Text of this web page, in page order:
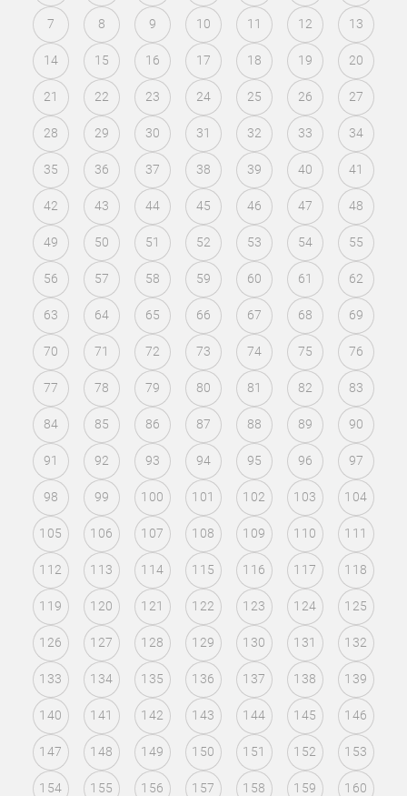
7 8 9 10 11 12 13
14 15 16 17 18 19 20
21 22 23 24 25 26 27
28 29 30 31 32 33 34
35 36 37 38 39 40 41
42 43 44 45 46 47 48
49 50 51 52 53 54 55
56 57 58 59 60 61 62
63 64 65 66 67 68 69
70 71 72 73 74 75 76
77 78 79 80 81 82 83
84 85 86 87 88 89 90
91 92 93 94 95 96 97
98 99 100 101 102 103 104
105 106 107 108 109 110 111
112 113 114 115 116 117 118
119 120 121 122 123 124 125
126 127 128 129 130 131 132
133 134 135 136 137 138 139
140 141 142 143 144 145 146
147 148 149 150 151 152 153
154 155 156 157 158 159 160